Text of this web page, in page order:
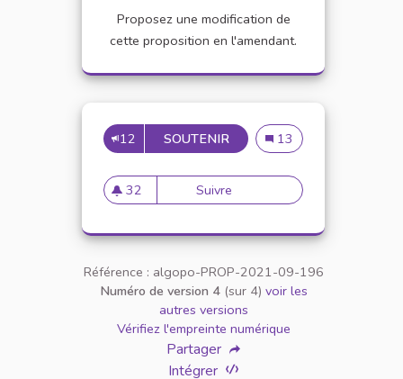
Proposez une modification de
cette proposition en l'amendant.
12 SOUTENIRDES ENSEIGNEMENTS
Des enseignements
13
32
32 abonnés
Suivre Des enseignements sur la
Référence : algopo-PROP-2021-09-196
Numéro de version 4(sur 4) voir les
autres versions
Vérifiez l'empreinte numérique
Partager
Intégrer